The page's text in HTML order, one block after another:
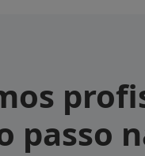
passo